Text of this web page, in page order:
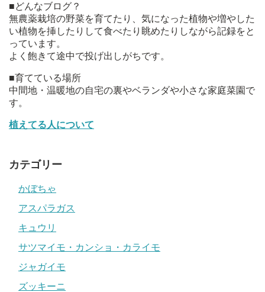
■どんなブログ？
無農薬栽培の野菜を育てたり、気になった植物や増やした
い植物を挿したりして食べたり眺めたりしながら記録をと
っています。
よく飽きて途中で投げ出しがちです。
■育てている場所
中間地・温暖地の自宅の裏やベランダや小さな家庭菜園で
す。
植えてる人について
カテゴリー
かぼちゃ
アスパラガス
キュウリ
サツマイモ・カンショ・カライモ
ジャガイモ
ズッキーニ